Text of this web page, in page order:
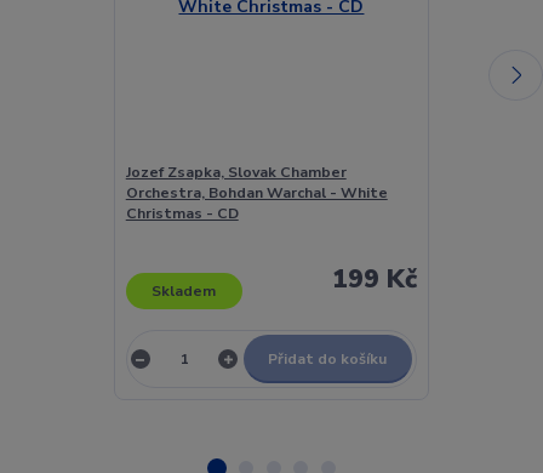
Jozef Zsapka, Slovak Chamber
Orchestra, Bohdan Warchal - White
Christmas - CD
199 Kč
Skladem
Přidat do košíku